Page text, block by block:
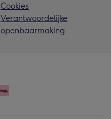
Cookies
Verantwoordelijke
openbaarmaking